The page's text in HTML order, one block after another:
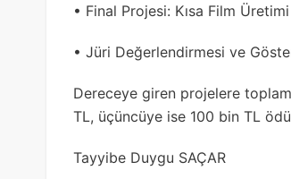
• Final Projesi: Kısa Film Üretimi
• Jüri Değerlendirmesi ve
Dereceye giren projelere
TL, üçüncüye ise 100 bin TL
Tayyibe Duygu SAÇAR